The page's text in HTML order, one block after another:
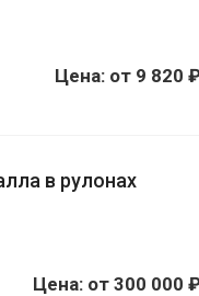
Цена: от 9 820
в рулонах
Цена: от 300 000